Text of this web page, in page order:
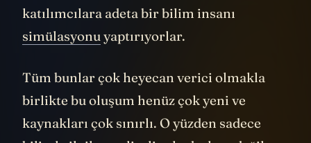
katılımcılara adeta bir bilim insanı
simülasyonuyaptırıyorlar.
Tüm bunlar çok heyecan verici olmakla
birlikte bu oluşum henüz çok yeni ve
kaynakları çok sınırlı. O yüzden sadece